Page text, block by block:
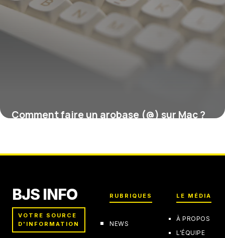
Comment faire un arobase (@) sur Mac ?
BJS INFO
VOTRE SOURCE
D'INFORMATION
RUBRIQUES
NEWS
LE MÉDIA
À PROPOS
L'ÉQUIPE